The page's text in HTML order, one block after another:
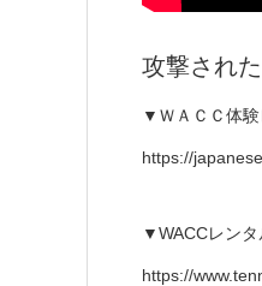
攻撃され
▼ＷＡＣＣ体験
https://
▼WACCレンタ
https://